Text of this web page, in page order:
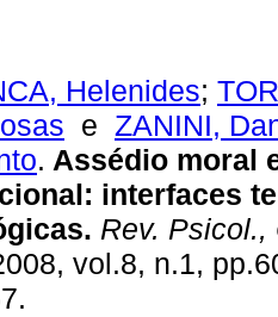
Helenides;
e ZANINI,
. Assédio moral
: interfaces
. Rev. Psicol.,
vol.8, n.1,